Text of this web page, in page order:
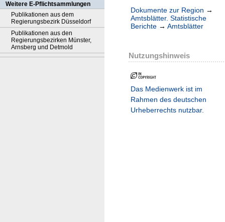
Weitere E-Pflichtsammlungen
Publikationen aus dem
Regierungsbezirk Düsseldorf
Publikationen aus den
Regierungsbezirken Münster,
Arnsberg und Detmold
Dokumente zur Region →
Amtsblätter. Statistische
Berichte → Amtsblätter
Nutzungshinweis
Das Medienwerk ist im
Rahmen des deutschen
Urheberrechts nutzbar.